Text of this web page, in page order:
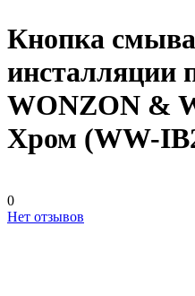
Кнопка
инсталляции
WONZON &
Хром (WW-
0
Нет отзывов